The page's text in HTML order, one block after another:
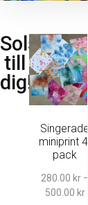
Solsken
till
dig!
Singerade
miniprint 4-
pack
280.00 kr –
500.00 kr